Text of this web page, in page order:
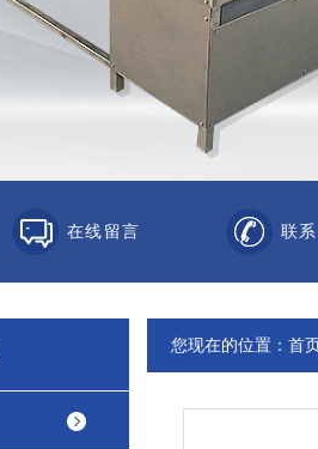
在线留言 联
您现在的位置： 首